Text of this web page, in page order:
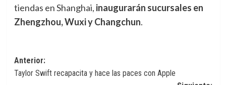
tiendas en Shanghai, inaugurarán sucursales en
Zhengzhou, Wuxi y Changchun.
Navegación
de
Anterior:
Taylor Swift recapacita y hace las paces con Apple